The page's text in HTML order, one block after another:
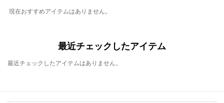
現在おすすめアイテムはありません。
最近チェックしたアイテム
最近チェックしたアイテムはありません。